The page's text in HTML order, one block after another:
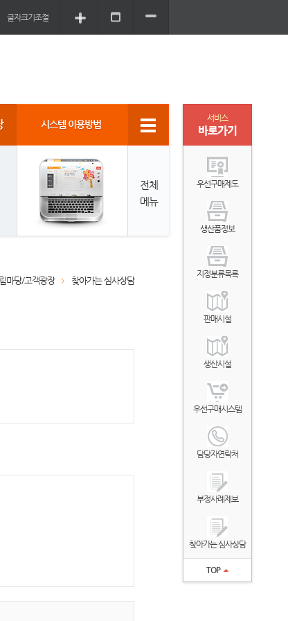
글자크기조절
시스템 이용방법
전체
메뉴
마당/고객광장 찾아가는 심사상담
서비스
바로가기
우선구매제도
생산품정보
지정분류목록
판매시설
생산시설
우선구매시스템
담당자연락처
부정사례제보
찾아가는 심사상담
TOP